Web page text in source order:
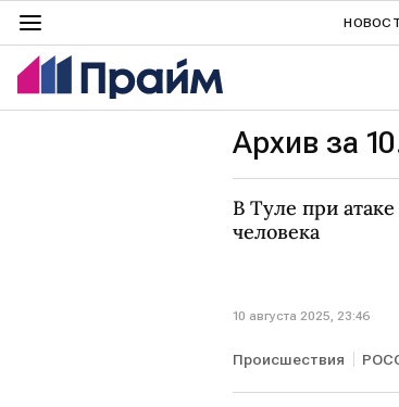
Архив за
В Туле при
человека
10 августа 2025, 23:46
Происшествия